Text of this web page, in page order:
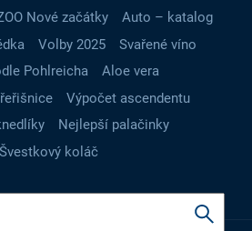
Nové začátky
Auto – katalog
Volby 2025
Svařené víno
Pohlreicha
Aloe vera
Výpočet ascendentu
Nejlepší palačinky
Švestkový koláč